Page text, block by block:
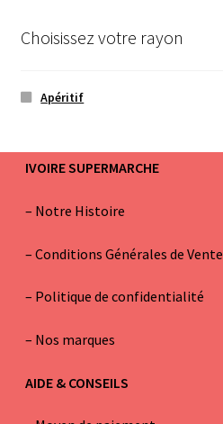
Choisissez votre rayon
Apéritif
IVOIRE SUPERMARCHE
– Notre Histoire
– Conditions Générales de Vente
– Politique de confidentialité
– Nos marques
AIDE & CONSEILS